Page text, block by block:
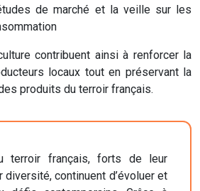
de marché et la veille sur les
contribuent ainsi à renforcer la
locaux tout en préservant la
produits du terroir français.
terroir français, forts de leur
continuent d’évoluer et